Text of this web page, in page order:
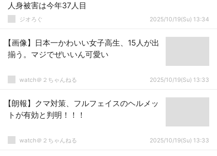
人身被害は今年37人目
ジオろぐ 2025/10/19(Su) 13:34
【画像】日本一かわいい女子高生、15人が出
揃う。マジでぜいいん可愛い
watch＠２ちゃんねる 2025/10/19(Su) 13:33
【朗報】クマ対策、フルフェイスのヘルメッ
トが有効と判明！！！
watch＠２ちゃんねる 2025/10/19(Su) 13:33